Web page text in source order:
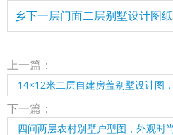
乡下一层门面二层别墅设计图
上一篇：
14×12米二层自建房盖别墅设计图
下一篇：
四间两层农村别墅户型图，外观时